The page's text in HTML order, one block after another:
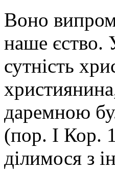
Воно
наше єство.
сутність
даремною
(пор. І Кор.
ділимося з